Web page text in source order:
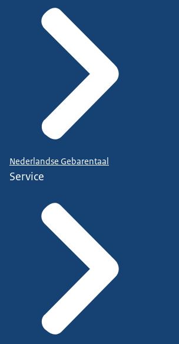
Nederlandse Gebarentaal
Service